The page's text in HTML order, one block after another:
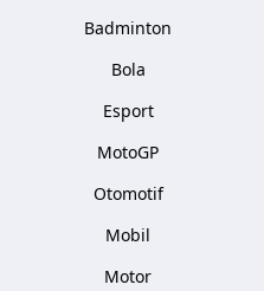
Badminton
Bola
Esport
MotoGP
Otomotif
Mobil
Motor